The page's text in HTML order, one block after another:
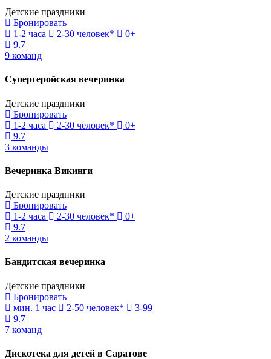
Детские праздники
Бронировать
1-2 часа
2-30 человек*
0+
9.7
9 команд
Супергеройская вечеринка
Детские праздники
Бронировать
1-2 часа
2-30 человек*
0+
9.7
3 команды
Вечеринка Викинги
Детские праздники
Бронировать
1-2 часа
2-30 человек*
0+
9.7
2 команды
Бандитская вечеринка
Детские праздники
Бронировать
мин. 1 час
2-50 человек*
3-99
9.7
7 команд
Дискотека для детей в Саратове